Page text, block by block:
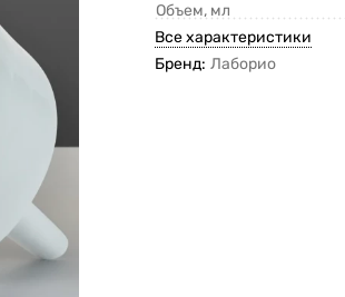
Объем, мл
Все характеристики
Бренд: Лаборио